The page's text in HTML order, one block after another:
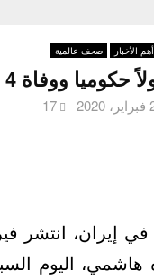
أهم الأخبار صحف عالمية
4 أشخاص وإصابة 18
17
إيران، انتشر